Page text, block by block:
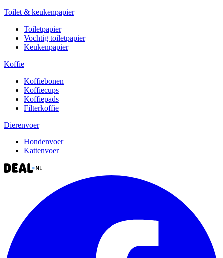
Toilet & keukenpapier
Toiletpapier
Vochtig toiletpapier
Keukenpapier
Koffie
Koffiebonen
Koffiecups
Koffiepads
Filterkoffie
Dierenvoer
Hondenvoer
Kattenvoer